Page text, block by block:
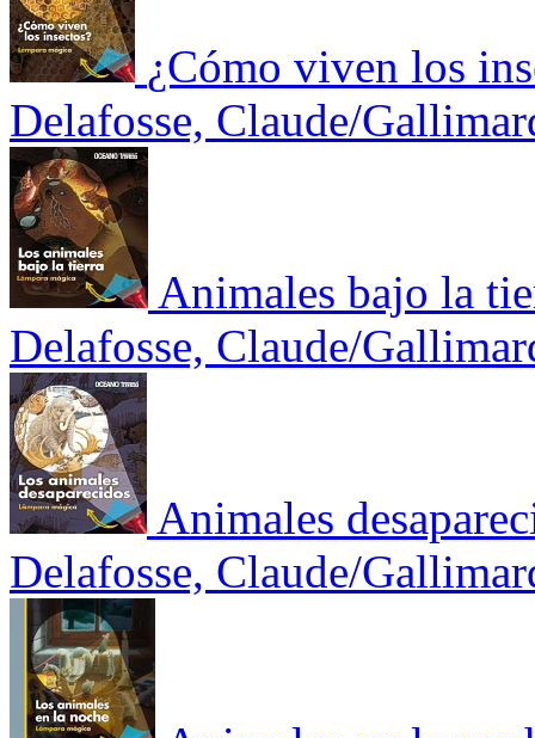
¿Cómo viven los
Delafosse, Claude/
Animales bajo la
Delafosse, Claude/
Animales
Delafosse, Claude/